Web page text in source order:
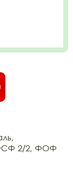
2/2, ФОФ